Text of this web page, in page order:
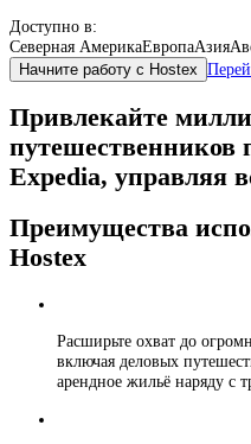
Доступно в:
Северная АмерикаЕвропаАзия
Начните работу с Hostex
Привлекайте
путешественников
Expedia, управляя
Преимущества
Hostex
Расширьте охват до
включая деловых
арендное жильё наряду с